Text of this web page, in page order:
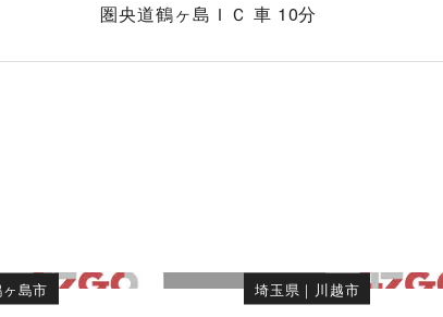
圏央道鶴ヶ島ＩＣ 車 10分
島市
埼玉県 ｜ 川越市